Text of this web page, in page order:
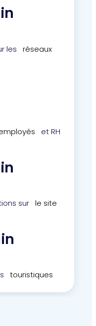
les
réseaux
et RH
sur le site
touristiques